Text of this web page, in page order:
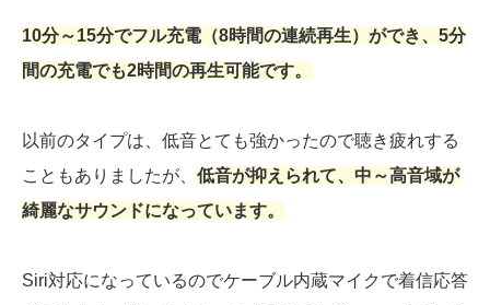
10分～15分でフル充電（8時間の連続再生）ができ、5分
間の充電でも2時間の再生可能です。
以前のタイプは、低音とても強かったので聴き疲れする
こともありましたが、 低音が抑えられて、中～高音域が
綺麗なサウンドになっています。
Siri対応になっているのでケーブル内蔵マイクで着信応答